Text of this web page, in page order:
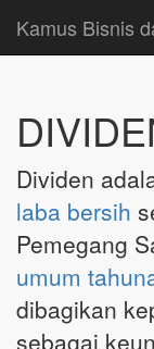
Kamus Bisnis
Dividen
laba bersih
Pemegang
umum
dibagikan
sebagai